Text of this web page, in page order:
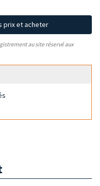
prix et acheter
au site réservé aux